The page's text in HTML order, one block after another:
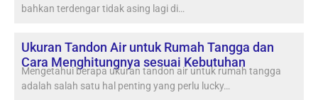
bahkan terdengar tidak asing lagi di…
Ukuran Tandon Air untuk Rumah Tangga dan
Cara Menghitungnya sesuai Kebutuhan
Mengetahui berapa ukuran tandon air untuk rumah tangga
adalah salah satu hal penting yang perlu lucky…